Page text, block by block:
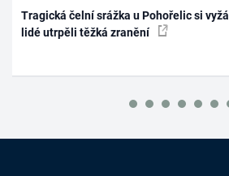
Tragická čelní srážka u Pohořelic si
lidé utrpěli těžká zranění